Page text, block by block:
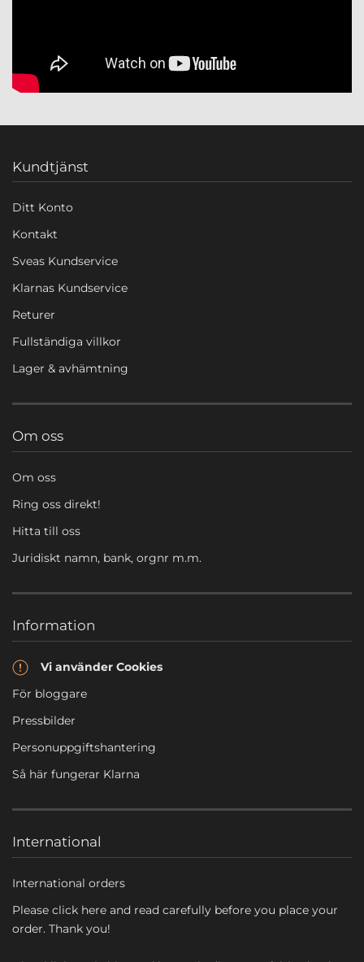
Kundtjänst
Ditt Konto
Kontakt
Sveas Kundservice
Klarnas Kundservice
Returer
Fullständiga villkor
Lager & avhämtning
Om oss
Om oss
Ring oss direkt!
Hitta till oss
Juridiskt namn, bank, orgnr m.m.
Information
Vi använder Cookies
För bloggare
Pressbilder
Personuppgiftshantering
Så här fungerar Klarna
International
International orders
Please click here and read carefully before you place your
order. Thank you!